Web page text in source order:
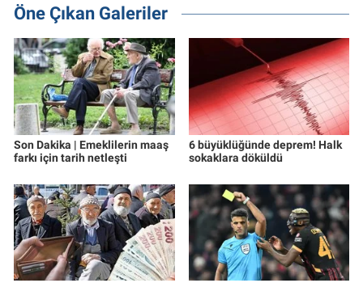
Öne Çıkan Galeriler
Son Dakika | Emeklilerin maaş
farkı için tarih netleşti
6 büyüklüğünde deprem! Halk
sokaklara döküldü